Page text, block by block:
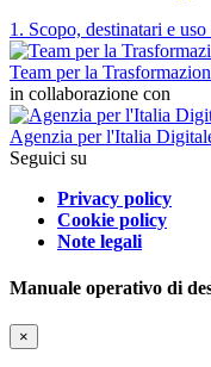
1. Scopo, destinatari e
Team per la
in collaborazione con
Agenzia per l'Italia
Seguici su
Privacy policy
Cookie policy
Note legali
Manuale operativo di
×